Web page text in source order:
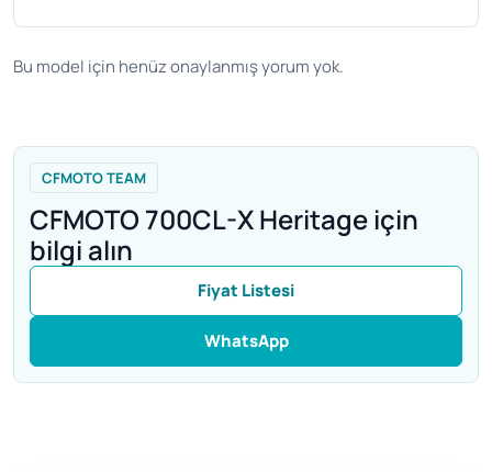
Bu model için henüz onaylanmış yorum yok.
CFMOTO TEAM
CFMOTO 700CL-X Heritage için
bilgi alın
Fiyat Listesi
WhatsApp